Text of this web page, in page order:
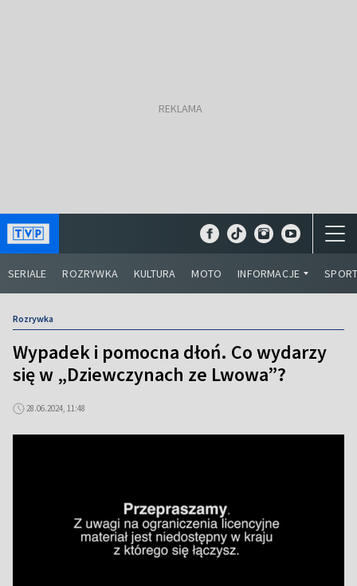
SERIALE ROZRYWKA KULTURA MOTO INFORMACJE
Rozrywka
Wypadek i pomocna dłoń. Co wydarzy
się w „Dziewczynach ze Lwowa”?
28.06.2024, 11:48